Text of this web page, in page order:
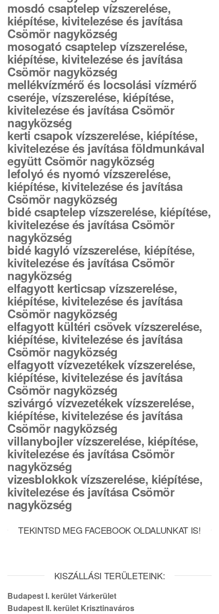
mosdó csaptelep vízszerelése,
kiépítése, kivitelezése és javítása
Csömör nagyközség
mosogató csaptelep vízszerelése,
kiépítése, kivitelezése és javítása
Csömör nagyközség
mellékvízmérő és locsolási vízmérő
cseréje, vízszerelése, kiépítése,
kivitelezése és javítása Csömör
nagyközség
kerti csapok vízszerelése, kiépítése,
kivitelezése és javítása földmunkával
együtt Csömör nagyközség
lefolyó és nyomó vízszerelése,
kiépítése, kivitelezése és javítása
Csömör nagyközség
bidé csaptelep vízszerelése, kiépítése,
kivitelezése és javítása Csömör
nagyközség
bidé kagyló vízszerelése, kiépítése,
kivitelezése és javítása Csömör
nagyközség
elfagyott kerticsap vízszerelése,
kiépítése, kivitelezése és javítása
Csömör nagyközség
elfagyott kültéri csövek vízszerelése,
kiépítése, kivitelezése és javítása
Csömör nagyközség
elfagyott vízvezetékek vízszerelése,
kiépítése, kivitelezése és javítása
Csömör nagyközség
szivárgó vízvezetékek vízszerelése,
kiépítése, kivitelezése és javítása
Csömör nagyközség
villanybojler vízszerelése, kiépítése,
kivitelezése és javítása Csömör
nagyközség
vizesblokkok vízszerelése, kiépítése,
kivitelezése és javítása Csömör
nagyközség
TEKINTSD MEG FACEBOOK OLDALUNKAT IS!
KISZÁLLÁSI TERÜLETEINK:
Budapest I. kerület Várkerület
Budapest II. kerület Krisztinaváros